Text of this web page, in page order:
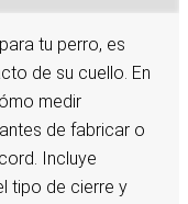
tu perro, es
de su cuello. En
medir
de fabricar o
Incluye
tipo de cierre y